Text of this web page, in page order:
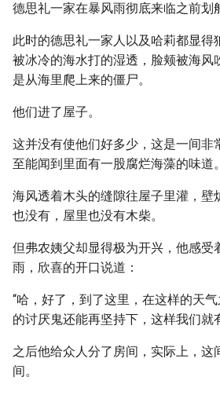
德思礼一家在暴风雨彻底来临之前划
此时的德思礼一家人以及哈莉都显得
被冰冷的海水打的湿透，脸颊被海风
是从海里爬上来的僵尸。
他们进了屋子。
这并没有使他们好多少，这是一间非
至能闻到里面有一股腐烂海藻的味道。
海风透着木头的缝隙往屋子里灌，壁
也没有，屋里也没有木柴。
但弗农姨父却显得极为开兴，他感受
雨，欣喜的开口说道：
“哈，好了，到了这里，在这样的天
的讨厌鬼还能再坚持下，这样我们就
之后他给众人分了房间，实际上，这
间。